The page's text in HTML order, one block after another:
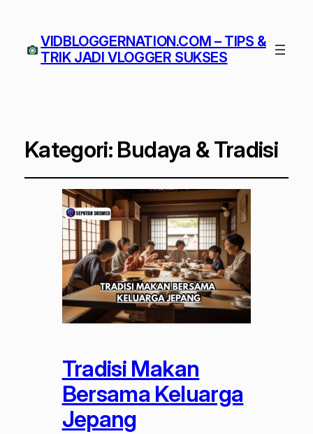
VIDBLOGGERNATION.COM – TIPS &
TRIK JADI VLOGGER SUKSES
Kategori: Budaya & Tradisi
Tradisi Makan
Bersama Keluarga
Jepang